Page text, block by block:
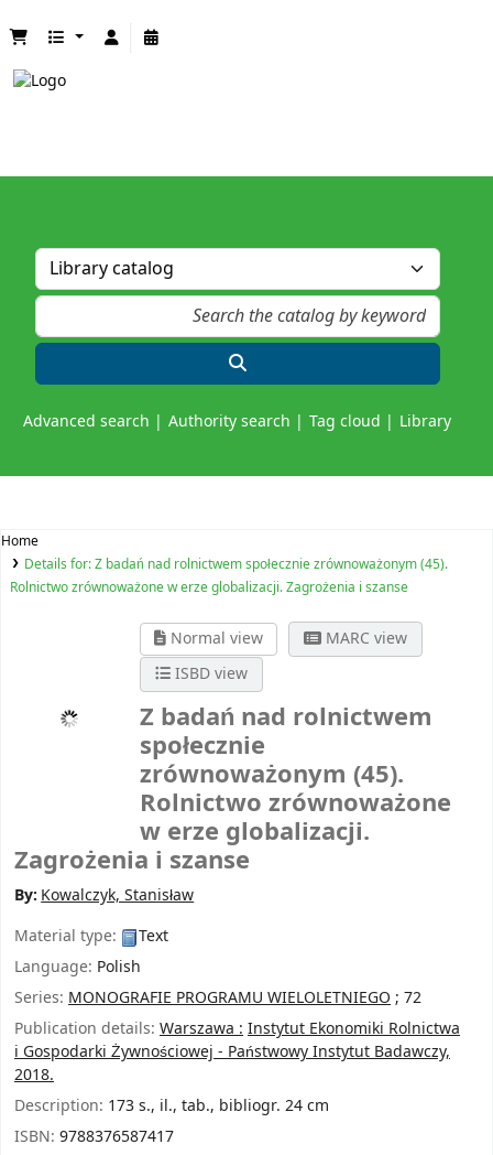
Advanced search Authority search Tag cloud Library
Home
Details for:Z badań nad rolnictwem społecznie zrównoważonym (45).
Rolnictwo zrównoważone w erze globalizacji. Zagrożenia i szanse
Normal view
MARC view
ISBD view
Z badań nad rolnictwem
społecznie
zrównoważonym (45).
Rolnictwo zrównoważone
w erze globalizacji.
Zagrożenia i szanse
By: Kowalczyk, Stanisław
Material type:
Text
Language: Polish
Series: MONOGRAFIE PROGRAMU WIELOLETNIEGO; 72
Publication details: Warszawa :Instytut Ekonomiki Rolnictwa
i Gospodarki Żywnościowej - Państwowy Instytut Badawczy,
2018.
Description: 173 s., il., tab., bibliogr. 24 cm
ISBN: 9788376587417